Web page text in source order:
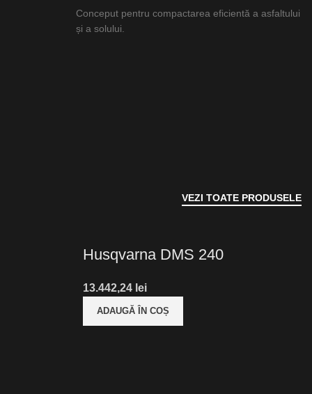
Conceput pentru compactarea eficientă a asfaltului
și a solului.
VEZI TOATE PRODUSELE
Husqvarna DMS 240
lei
ADAUGĂ ÎN COȘ